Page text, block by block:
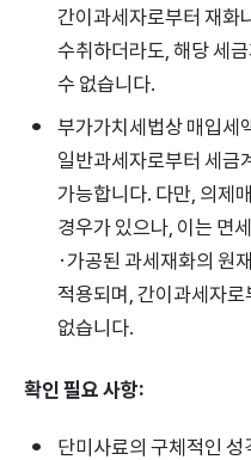
간이과세자로부터 재화
수취하더라도, 해당 세
수 없습니다.
부가가치세법상 매입세
일반과세자로부터 세금
가능합니다. 다만, 의제
경우가 있으나, 이는 면
·가공된 과세재화의 원
적용되며, 간이과세자
없습니다.
확인 필요 사항:
단미사료의 구체적인